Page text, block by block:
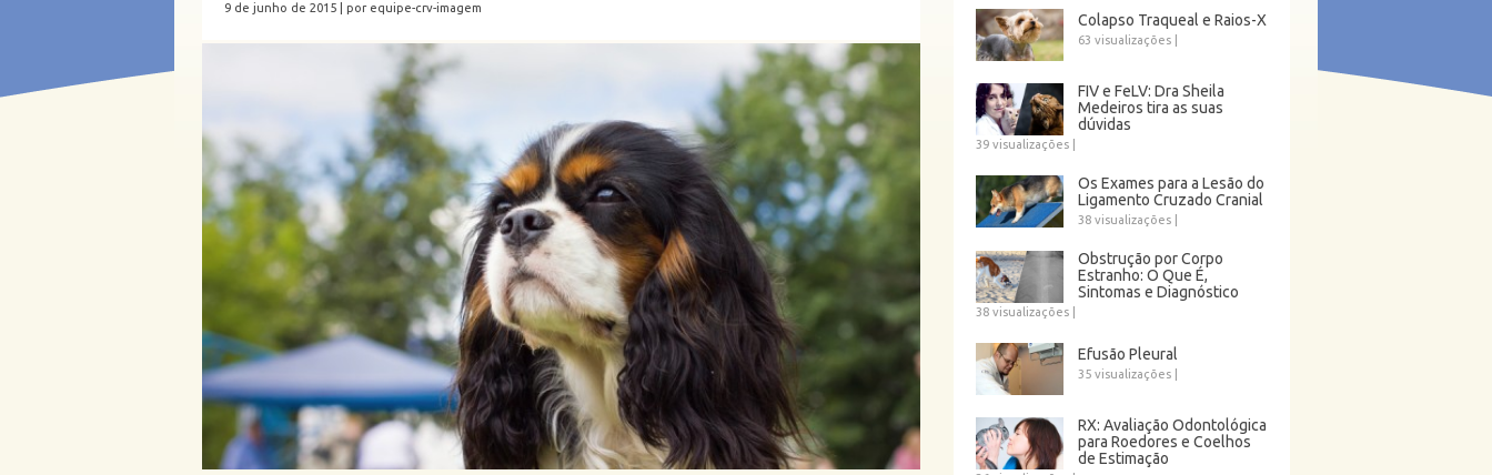
9 de junho de 2015 | por equipe-crv-imagem
Colapso Traqueal e Raios-X
63 visualizações|
FIV e FeLV: Dra Sheila
Medeiros tira as suas
dúvidas
39 visualizações|
Os Exames para a Lesão do
Ligamento Cruzado Cranial
38 visualizações|
Obstrução por Corpo
Estranho: O Que É,
Sintomas e Diagnóstico
38 visualizações|
Efusão Pleural
35 visualizações|
RX: Avaliação Odontológica
para Roedores e Coelhos
de Estimação